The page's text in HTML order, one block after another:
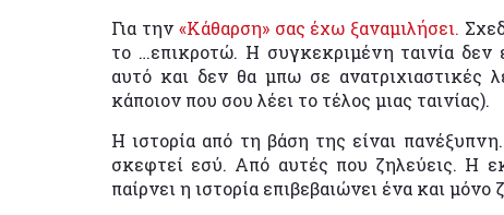
Για την «Κάθαρση» σας έχω ξαναμιλήσει.
το …επικροτώ. Η συγκεκριμένη ταινία δεν
αυτό και δεν θα μπω σε ανατριχιαστικές
κάποιον που σου λέει το τέλος μιας ταινίας).
Η ιστορία από τη βάση της είναι
σκεφτεί εσύ. Από αυτές που ζηλεύεις. Η
παίρνει η ιστορία επιβεβαιώνει ένα και